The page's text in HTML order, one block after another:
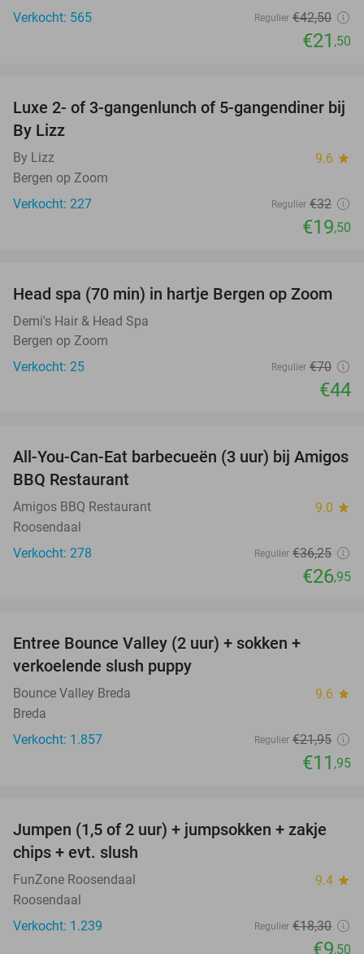
Verkocht: 565
Regulier €42,50
€21 ,50
39%
Luxe 2- of 3-gangenlunch of 5-gangendiner bij
By Lizz
By Lizz 9.6 star
Bergen op Zoom
Verkocht: 227
Regulier €32
€19,50
37%
Head spa (70 min) in hartje Bergen op Zoom
Demi's Hair & Head Spa
Bergen op Zoom
Verkocht: 25
Regulier €70
€44
26%
All-You-Can-Eat barbecueën (3 uur) bij Amigos
BBQ Restaurant
Amigos BBQ Restaurant 9.0 star
Roosendaal
Verkocht: 278
Regulier €36,25
€26,95
Entree Bounce Valley (2 uur) + sokken +
verkoelende slush puppy
Bounce Valley Breda 9.6 star
Breda
Verkocht: 1.857
Regulier €21,95
€11 ,95
48%
Jumpen (1,5 of 2 uur) + jumpsokken + zakje
chips + evt. slush
FunZone Roosendaal 9.4 star
Roosendaal
Verkocht: 1.239
Regulier €18,30
€9,50